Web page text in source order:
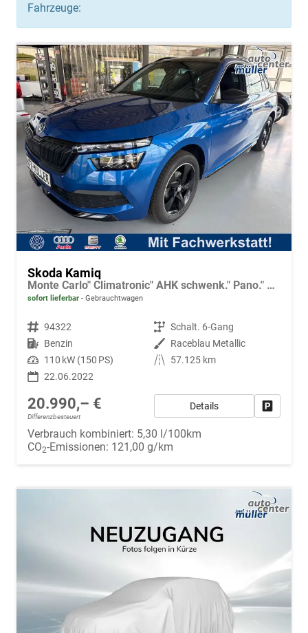
Fahrzeuge:
Skoda Kamiq
Monte Carlo" Climatronic" AHK schwenk." Pano." LED" Tempo.+ACC" PDC v.+h.+Kamera
sofort lieferbar Gebrauchtwagen
Fahrzeugnr. 94322 Getriebe Schalt. 6-Gang
Kraftstoff Benzin Außenfarbe Raceblau Metallic
Leistung 110 kW (150 PS) Kilometerstand
57.125 km
22.06.2022
20.990,– €
Differenzbesteuert
Details
Verbrauch kombiniert: 5,30 l/100km
CO2-Emissionen: 121,00 g/km